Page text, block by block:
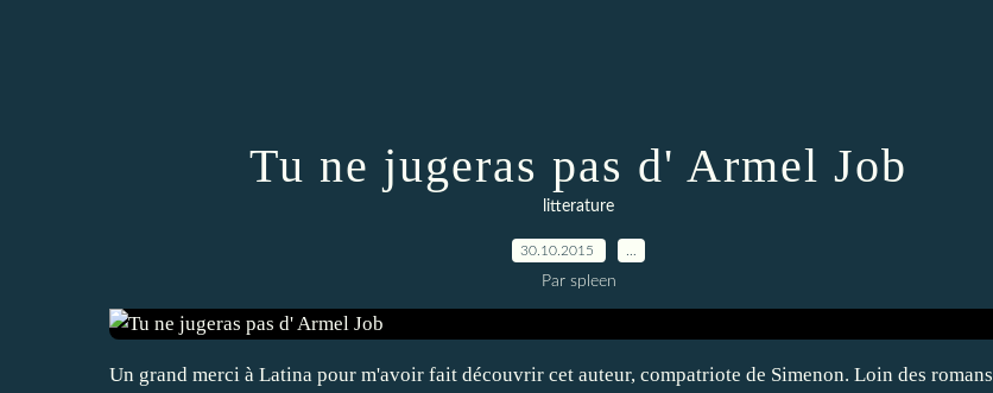
Tu ne jugeras pas d' Armel Job
litterature
30.10.2015
Par spleen
Un grand merci à Latina pour m'avoir fait découvrir cet auteur, compatriote de Simenon. Loin des romans